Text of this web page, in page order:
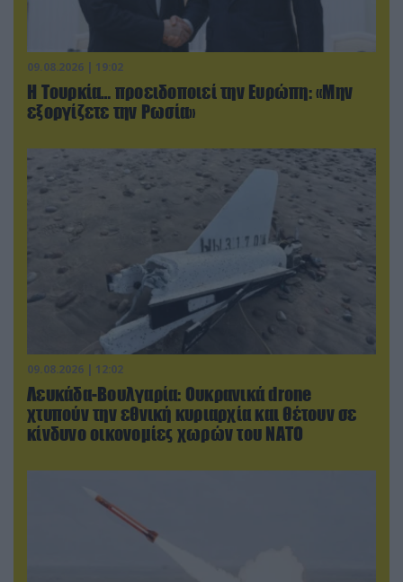
09.08.2026 | 19:02
Η Τουρκία… προειδοποιεί την Ευρώπη: «Μην
εξοργίζετε την Ρωσία»
09.08.2026 | 12:02
Λευκάδα-Βουλγαρία: Ουκρανικά drone
χτυπούν την εθνική κυριαρχία και θέτουν σε
κίνδυνο οικονομίες χωρών του ΝΑΤΟ